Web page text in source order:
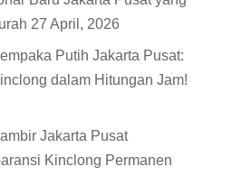
27 April, 2026
Putih Jakarta Pusat:
dalam Hitungan Jam!
Jakarta Pusat
Kinclong Permanen